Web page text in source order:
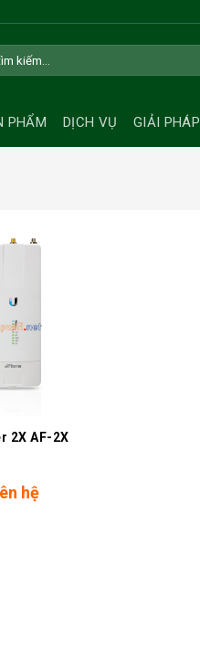
PHẨM DỊCH VỤ GIẢI PHÁP
2X AF-2X
hệ